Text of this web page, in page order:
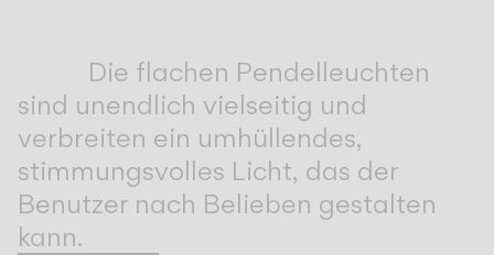
Inspirational BookDie flachen Pendelleuchten
sind unendlich vielseitig und
verbreiten ein umhüllendes,
stimmungsvolles Licht, das der
Benutzer nach Belieben gestalten
kann.